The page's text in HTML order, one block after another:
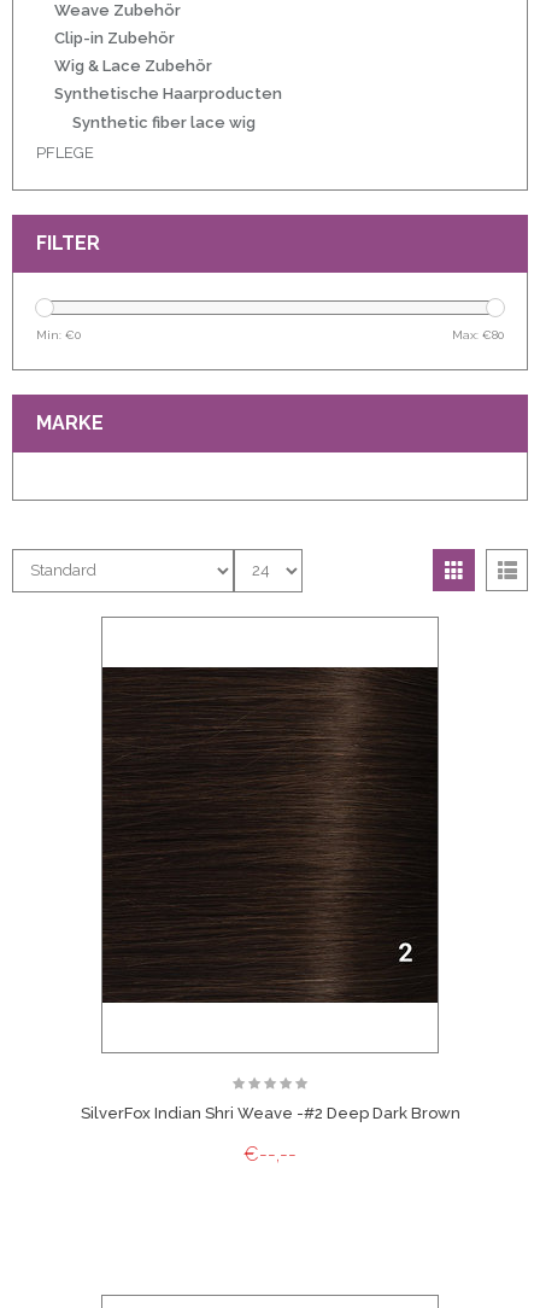
Weave Zubehör
Clip-in Zubehör
Wig & Lace Zubehör
Synthetische Haarproducten
Synthetic fiber lace wig
PFLEGE
FILTER
Min: €0 Max: €80
MARKE
SilverFox Indian Shri Weave -#2 Deep Dark Brown
€--,--